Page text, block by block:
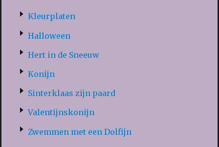
Kleurplaten
Halloween
Hert in de Sneeuw
Konijn
Sinterklaas zijn paard
Valentijnskonijn
Zwemmen met een Dolfijn